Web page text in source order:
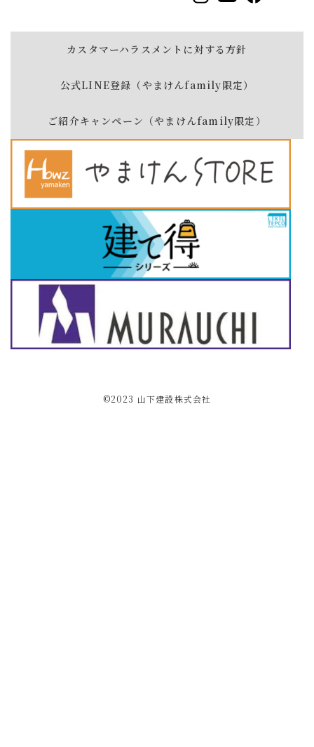
カスタマーハラスメントに対する方針
公式LINE登録（やまけんfamily限定）
ご紹介キャンペーン（やまけんfamily限定）
©2023 ⼭下建設株式会社